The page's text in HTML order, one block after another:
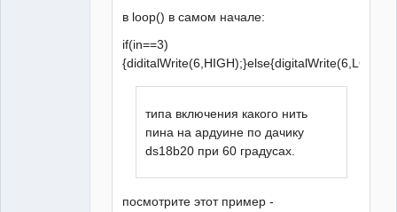
в loop() в самом начале:
if(in==3)
{diditalWrite(6,HIGH);}else{digitalWrite(6,LOW);}
типа включения какого нить
пина на ардуине по дачику
ds18b20 при 60 градусах.
посмотрите этот пример -